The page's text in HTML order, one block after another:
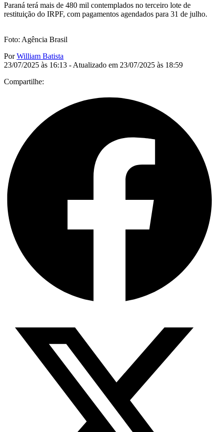
Paraná terá mais de 480 mil contemplados no terceiro lote de
restituição do IRPF, com pagamentos agendados para 31 de julho.
Foto: Agência Brasil
PorWilliam Batista
23/07/2025 às 16:13 - Atualizado em 23/07/2025 às 18:59
Compartilhe: